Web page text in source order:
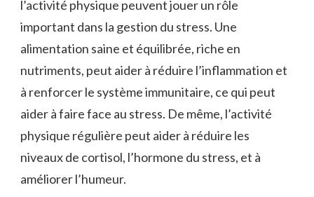
l’activité physique peuvent jouer un rôle
important dans la gestion du stress. Une
alimentation saine et équilibrée, riche en
nutriments, peut aider à réduire l’inflammation et
à renforcer le système immunitaire, ce qui peut
aider à faire face au stress. De même, l’activité
physique régulière peut aider à réduire les
niveaux de cortisol, l’hormone du stress, et à
améliorer l’humeur.